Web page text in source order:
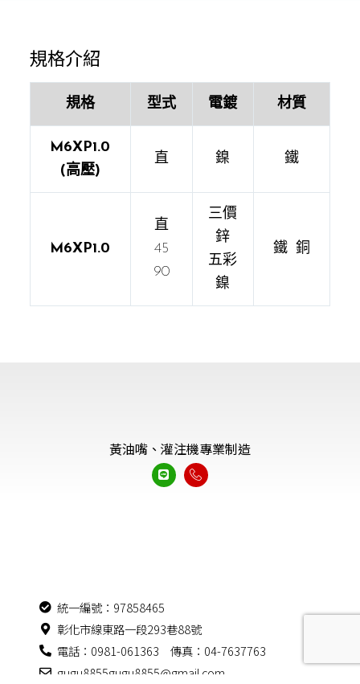
規格介紹
規格 型式 電鍍 材質
M6XP1.0
(高壓)
直 鎳 鐵
M6XP1.0
直
45
90
三價
鋅
五彩
鎳
鐵 銅
黃油嘴、灌注機專業制造
統一編號：97858465
彰化市線東路一段293巷88號
電話：0981-061363 傳真：04-7637763
gugu8855gugu8855@gmail.com